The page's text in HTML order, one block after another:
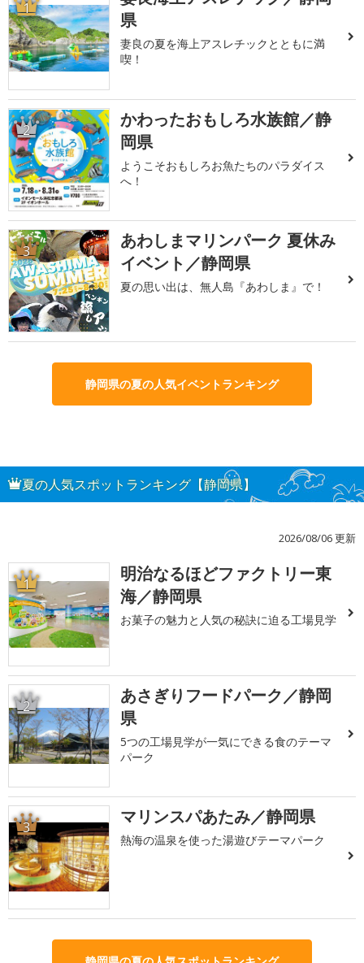
1
県
妻良の夏を海上アスレチックとともに満
喫！
2
かわったおもしろ水族館／静
岡県
ようこそおもしろお魚たちのパラダイス
へ！
3
あわしまマリンパーク 夏休み
イベント／静岡県
夏の思い出は、無人島『あわしま』で！
静岡県の夏の人気イベントランキング
夏の人気スポットランキング【静岡県】
2026/08/06 更新
1
明治なるほどファクトリー東
海／静岡県
お菓子の魅力と人気の秘訣に迫る工場見学
2
あさぎりフードパーク／静岡
県
5つの工場見学が一気にできる食のテーマ
パーク
3 マリンスパあたみ／静岡県
熱海の温泉を使った湯遊びテーマパーク